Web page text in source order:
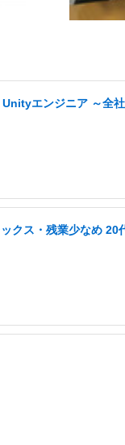
エンジニア ～全
クス・残業少なめ 20